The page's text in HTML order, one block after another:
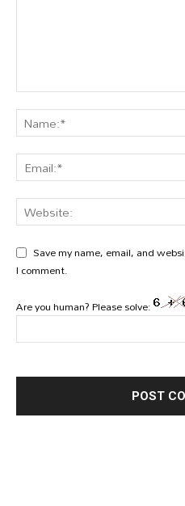
Save my name, email, and
I comment.
Are you human? Please solve: